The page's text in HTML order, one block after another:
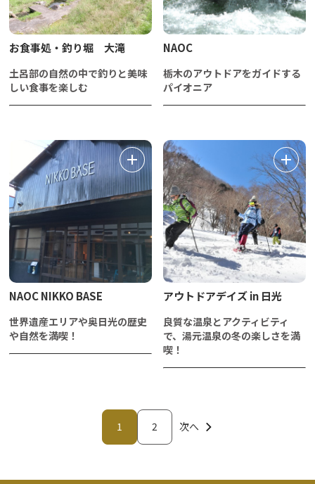
​お食事処・釣り堀 大滝
土呂部の自然の中で釣りと美味
しい食事を楽しむ
NAOC
栃木のアウトドアをガイドする
パイオニア
NAOC NIKKO BASE
世界遺産エリアや奥日光の歴史
や自然を満喫！
アウトドアデイズ in 日光
良質な温泉とアクティビティ
で、湯元温泉の冬の楽しさを満
喫！
1 2 次へ